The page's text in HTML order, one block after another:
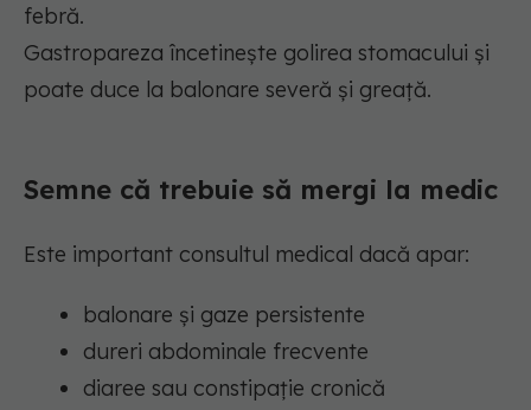
febră.
Gastropareza încetinește golirea stomacului și
poate duce la balonare severă și greață.
Semne că trebuie să mergi la medic
Este important consultul medical dacă apar:
balonare și gaze persistente
dureri abdominale frecvente
diaree sau constipație cronică